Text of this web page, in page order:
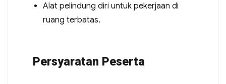
Alat pelindung diri untuk pekerjaan di
ruang terbatas.
Persyaratan Peserta